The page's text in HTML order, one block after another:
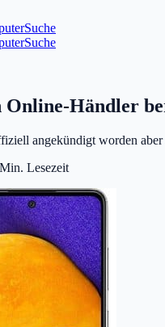
Suche
Suche
Online-Händler
angekündigt worden
Min. Lesezeit